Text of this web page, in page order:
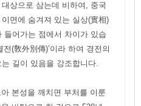
상으로 삼는데 비하여, 중국
면에 숨겨져 있는 실상(實相)
들어가는 점에서 차이가 있습
(敎外別傳)’이라 하여 경전의
길이 있음을 강조합니다.
본성을 깨치면 부처를 이룬